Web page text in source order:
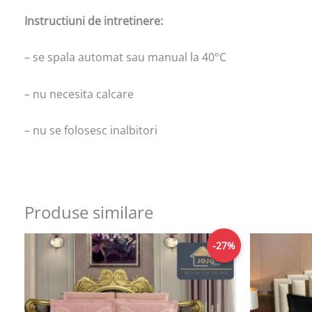
Instructiuni de intretinere:
– se spala automat sau manual la 40°C
– nu necesita calcare
– nu se folosesc inalbitori
Produse similare
-27%
Prețul
inițial
a
fost:
259,00lei.
Prețul
curent
este:
189,00lei.